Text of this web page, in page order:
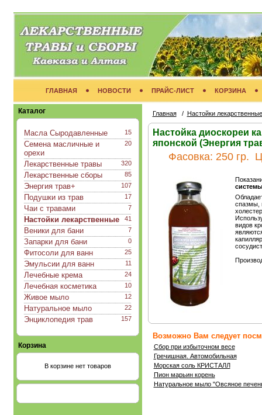
ГЛАВНАЯ НОВОСТИ ПРАЙС-ЛИСТ КОРЗИНА
Каталог
15
Масла Сыродавленные
20
Семена масличные и
орехи
320
Лекарственные травы
85
Лекарственные сборы
107
Энергия трав+
17
Подушки из трав
7
Чаи с травами
41
Настойки лекарственные
7
Веники для бани
0
Запарки для бани
25
Фитосоли для ванн
11
Эмульсии для ванн
24
Лечебные крема
10
Лечебная косметика
12
Живое мыло
22
Натуральное мыло
157
Энциклопедия трав
Корзина
В корзине нет товаров
Главная/ Настойки лекарственные
Настойка диоскореи
японской (Энергия
Фасовка: 250 гр.
системы
спазмы,
видов
Возможно Вам следует
Сбор при избыточном весе
Гречишная. Автомобильная
Морская соль КРИСТАЛЛ
Пион марьин корень
Натуральное мыло "Овсяное